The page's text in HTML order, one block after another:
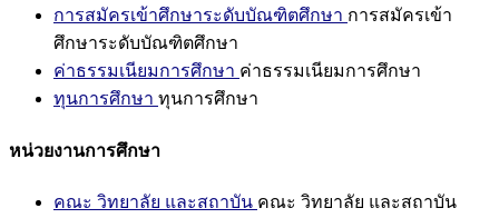
การสมัครเข้าศึกษาระดับบัณฑิตศึกษา การสมัครเข้า
ศึกษาระดับบัณฑิตศึกษา
ค่าธรรมเนียมการศึกษา ค่าธรรมเนียมการศึกษา
ทุนการศึกษา ทุนการศึกษา
หน่วยงานการศึกษา
คณะ วิทยาลัย และสถาบัน คณะ วิทยาลัย และสถาบัน